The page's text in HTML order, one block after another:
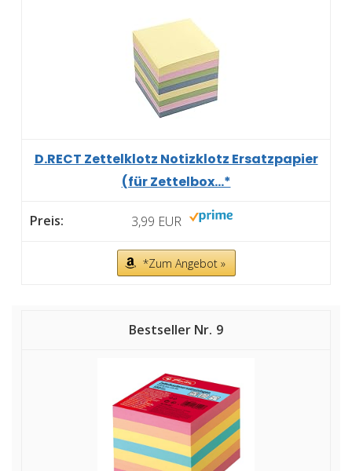
D.RECT Zettelklotz Notizklotz Ersatzpapier
(für Zettelbox...*
3,99 EUR
*Zum Angebot »
9